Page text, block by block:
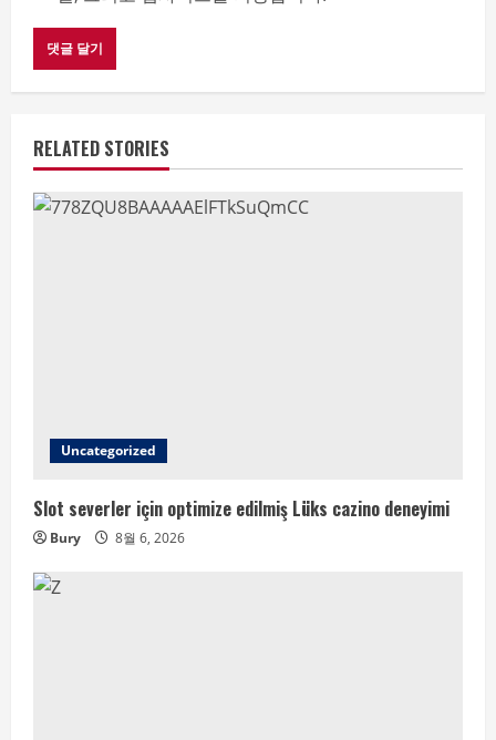
RELATED STORIES
Uncategorized
Slot severler için optimize edilmiş Lüks cazino deneyimi
Bury 8월 6, 2026